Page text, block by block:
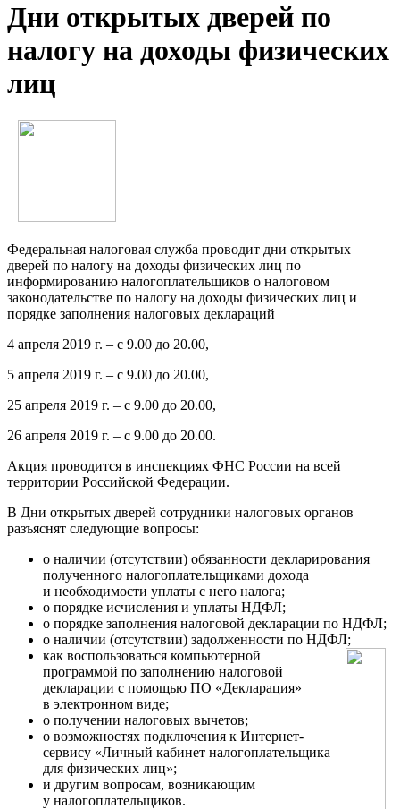
Дни открытых дверей по
налогу на доходы физических
лиц
Федеральная налоговая служба проводит дни открытых
дверей по налогу на доходы физических лиц по
информированию налогоплательщиков о налоговом
законодательстве по налогу на доходы физических лиц и
порядке заполнения налоговых деклараций
4 апреля 2019 г. – с 9.00 до 20.00,
5 апреля 2019 г. – с 9.00 до 20.00,
25 апреля 2019 г. – с 9.00 до 20.00,
26 апреля 2019 г. – с 9.00 до 20.00.
Акция проводится в инспекциях ФНС России на всей
территории Российской Федерации.
В Дни открытых дверей сотрудники налоговых органов
разъяснят следующие вопросы:
о наличии (отсутствии) обязанности декларирования
полученного налогоплательщиками дохода
и необходимости уплаты с него налога;
о порядке исчисления и уплаты НДФЛ;
о порядке заполнения налоговой декларации по НДФЛ;
о наличии (отсутствии) задолженности по НДФЛ;
как воспользоваться компьютерной
программой по заполнению налоговой
декларации с помощью ПО «Декларация»
в электронном виде;
о получении налоговых вычетов;
о возможностях подключения к Интернет-
сервису «Личный кабинет налогоплательщика
для физических лиц»;
и другим вопросам, возникающим
у налогоплательщиков.